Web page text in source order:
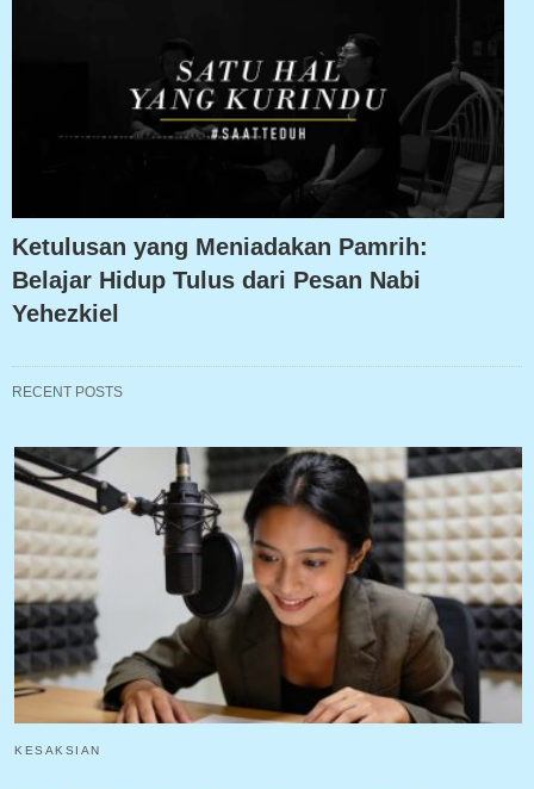
Ketulusan yang Meniadakan Pamrih:
Belajar Hidup Tulus dari Pesan Nabi
Yehezkiel
RECENT POSTS
KESAKSIAN